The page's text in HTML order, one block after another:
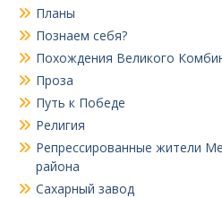
Планы
Познаем себя?
Похождения Великого
Проза
Путь к Победе
Религия
Репрессированные жители
района
Сахарный завод